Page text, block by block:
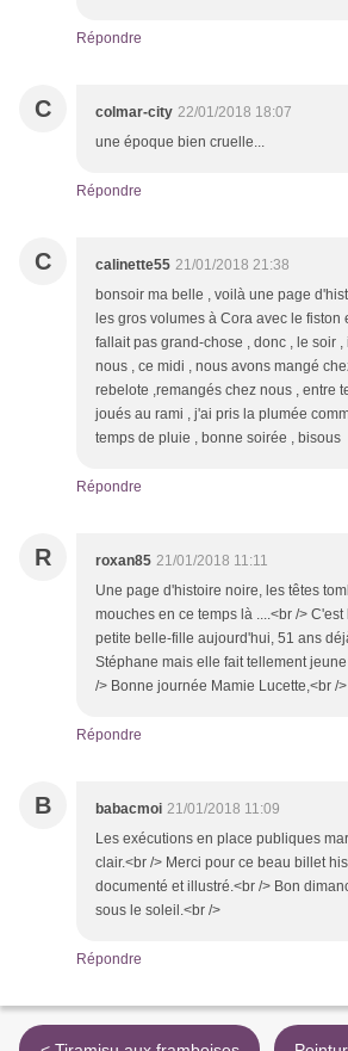
Répondre
C colmar-city 22/01/2018 18:07
une époque bien cruelle...
Répondre
C calinette55 21/01/2018 21:38
bonsoir ma belle , voilà une page
les gros volumes à Cora avec le fiston
fallait pas grand-chose , donc , le soir
nous , ce midi , nous avons mangé
rebelote ,remangés chez nous , entre
joués au rami , j'ai pris la plumée
temps de pluie , bonne soirée , bisous
Répondre
R roxan85 21/01/2018 11:11
Une page d'histoire noire, les têtes
mouches en ce temps là ....<br />
petite belle-fille aujourd'hui, 51 ans
Stéphane mais elle fait tellement
/> Bonne journée Mamie Lucette,<br /
Répondre
B babacmoi 21/01/2018 11:09
Les exécutions en place publiques
clair.<br /> Merci pour ce beau billet
documenté et illustré.<br /> Bon
sous le soleil.<br />
Répondre